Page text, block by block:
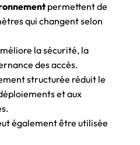
permettent de
qui changent selon
la sécurité, la
des accès.
structurée réduit le
et aux
également être utilisée